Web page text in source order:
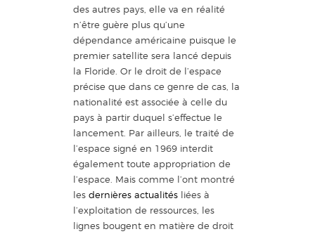
des autres pays, elle va en réalité
n’être guère plus qu’une
dépendance américaine puisque le
premier satellite sera lancé depuis
la Floride. Or le droit de l’espace
précise que dans ce genre de cas, la
nationalité est associée à celle du
pays à partir duquel s’effectue le
lancement. Par ailleurs, le traité de
l’espace signé en 1969 interdit
également toute appropriation de
l’espace. Mais comme l’ont montré
les dernières actualités liées à
l’exploitation de ressources, les
lignes bougent en matière de droit